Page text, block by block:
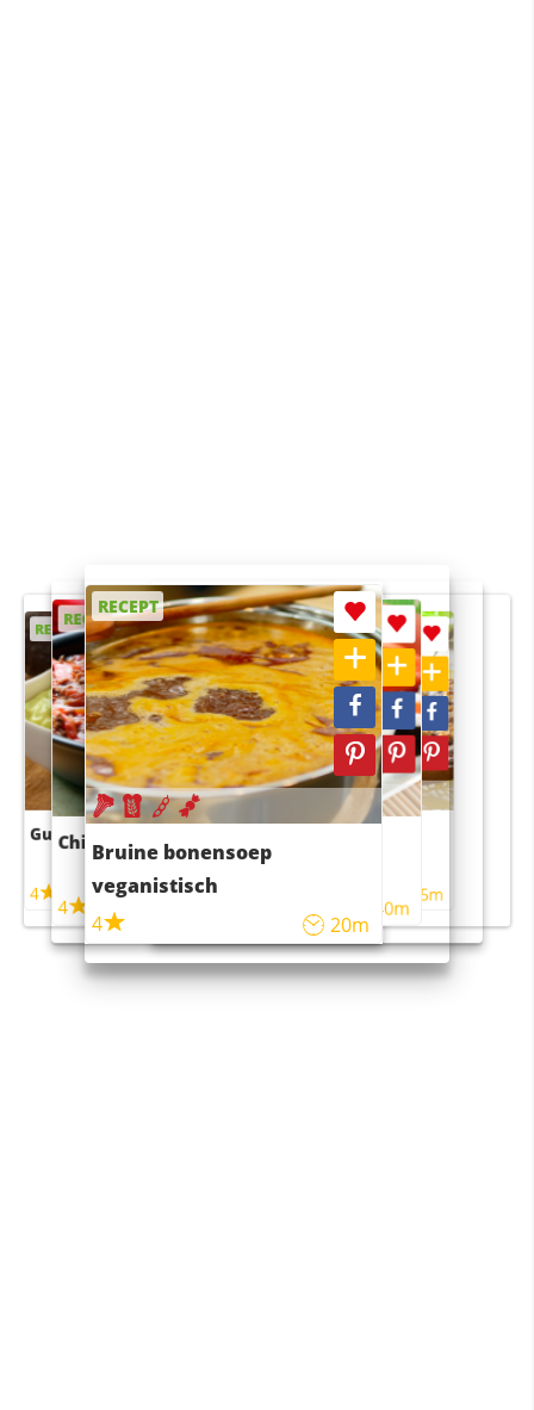
RECEPT
Guacamole
4
RECEPT
Chili con carne
4
RECEPT
Bruine bonensoep
veganistisch
4
20m
RECEPT
Sushi rijstsalade
maaltijdsalade
40m
RECEPT
4 55m